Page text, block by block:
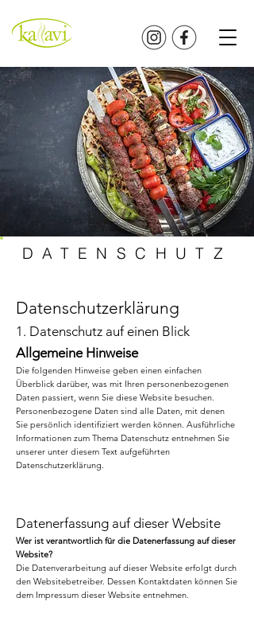
DATENSCHUTZ
Datenschutzerklärung
1. Datenschutz auf einen Blick
Allgemeine Hinweise
Die folgenden Hinweise geben einen einfachen
Überblick darüber, was mit Ihren personenbezogenen
Daten passiert, wenn Sie diese Website besuchen.
Personenbezogene Daten sind alle Daten, mit denen
Sie persönlich identifiziert werden können. Ausführliche
Informationen zum Thema Datenschutz entnehmen Sie
unserer unter diesem Text aufgeführten
Datenschutzerklärung.
Datenerfassung auf dieser Website
Wer ist verantwortlich für die Datenerfassung auf dieser
Website?
Die Datenverarbeitung auf dieser Website erfolgt durch
den Websitebetreiber. Dessen Kontaktdaten können Sie
dem Impressum dieser Website entnehmen.